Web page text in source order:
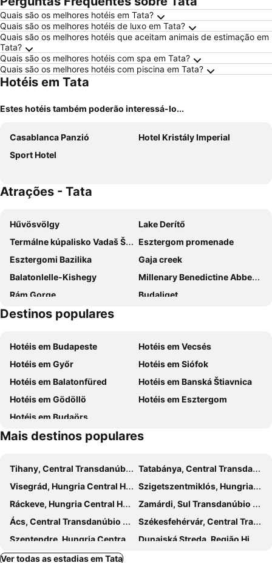
Quais são os melhores hotéis em Tata?
Quais são os melhores hotéis de luxo em Tata?
Quais são os melhores hotéis que aceitam animais de estimação em
Tata?
Quais são os melhores hotéis com spa em Tata?
Quais são os melhores hotéis com piscina em Tata?
Hotéis em Tata
Estes hotéis também poderão interessá-lo...
Casablanca Panzió
Hotel Kristály Imperial
Sport Hotel
Atrações - Tata
Hűvösvölgy
Lake Derítő
Termálne kúpalisko Vadaš Štúrovo
Esztergom promenade
Esztergomi Bazilika
Gaja creek
Balatonlelle-Kishegy
Millenary Benedictine Abbey of Pannonhalma and its Natural Environment
Rám Gorge
Budaliget
Hársakalja
Destinos populares
Hotéis em Budapeste
Hotéis em Vecsés
Hotéis em Győr
Hotéis em Siófok
Hotéis em Balatonfüred
Hotéis em Banská Štiavnica
Hotéis em Gödöllö
Hotéis em Esztergom
Hotéis em Budaörs
Mais destinos populares
Tihany, Central Transdanúbio Hotéis
Tatabánya, Central Transdanúbio Hotéis
Visegrád, Hungria Central Hotéis
Szigetszentmiklós, Hungria Central Hotéis
Ráckeve, Hungria Central Hotéis
Zamárdi, Sul Transdanúbio Hotéis
Ács, Central Transdanúbio Hotéis
Székesfehérvár, Central Transdanúbio Hotéis
Szentendre, Hungria Central Hotéis
Dunajská Streda, Região Highland Hotéis
Inárcs, Hungria Central Hotéis
Ver todas as estadias em Tata